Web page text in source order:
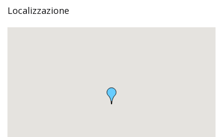
Localizzazione